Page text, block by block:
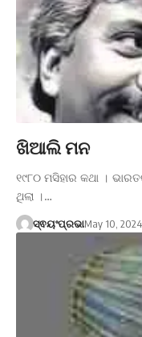
ଖିଆଲି ମନ
୧୯୮୦ ମସିହାର କଥା ।
ଥିଲା ।…
ସ୍ଵୟଂପ୍ରଭାMay 10, 2024